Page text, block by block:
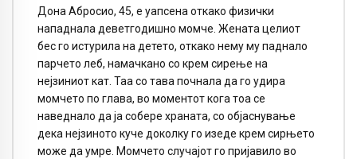
Дона Абросио, 45, е уапсена откако физички
нападнала деветгодишно момче. Жената целиот
бес го истурила на детето, откако нему му паднало
парчето леб, намачкано со крем сирење на
нејзиниот кат. Таа со тава почнала да го удира
момчето по глава, во моментот кога тоа се
наведнало да ја собере храната, со објаснување
дека нејзиното куче доколку го изеде крем сирњето
може да умре. Момчето случајот го пријавило во